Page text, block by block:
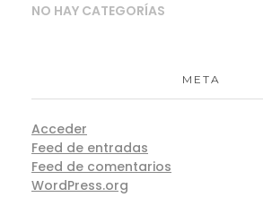
NO HAY CATEGORÍAS
META
Acceder
Feed de entradas
Feed de comentarios
WordPress.org